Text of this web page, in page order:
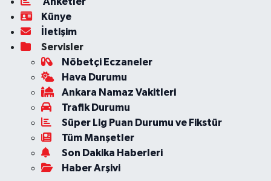
Künye
İletişim
Servisler
Nöbetçi Eczaneler
Hava Durumu
Ankara Namaz Vakitleri
Trafik Durumu
Süper Lig Puan Durumu ve Fikstür
Tüm Manşetler
Son Dakika Haberleri
Haber Arşivi